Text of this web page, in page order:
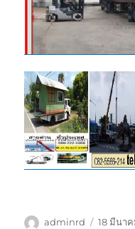
ผู้
adminrd
เขียน
18 มีนา